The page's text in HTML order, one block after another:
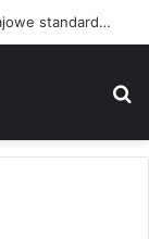
Nowy saudyjski przewodnik wyznacza krajowe standardy dla projektów sztuki publicznej